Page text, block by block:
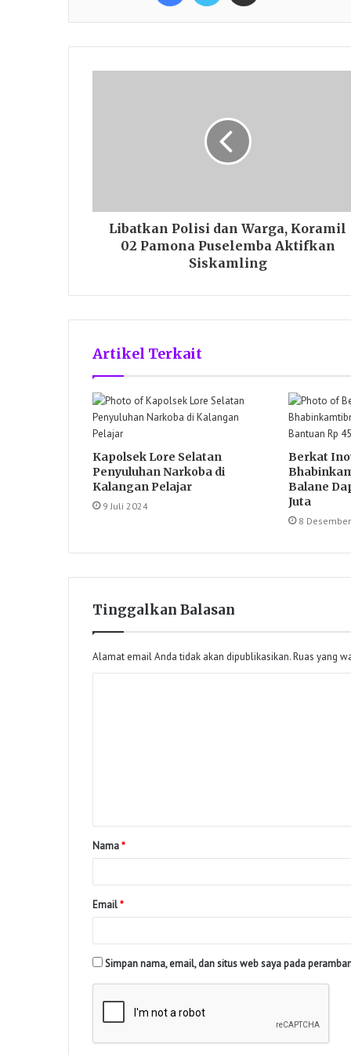
Libatkan Polisi dan Warga, Koramil
02 Pamona Puselemba Aktifkan
Siskamling
Artikel Terkait
Kapolsek Lore Selatan
Penyuluhan Narkoba di
Kalangan Pelajar
9 Juli 2024
Berkat
Balane
Juta
8
Tinggalkan Balasan
Alamat email Anda tidak akan dipublikasikan.Ruas yang
Nama*
Email*
Simpan nama, email, dan situs web saya pada